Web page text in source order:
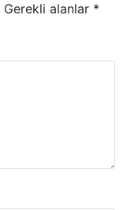
Gerekli alanlar *